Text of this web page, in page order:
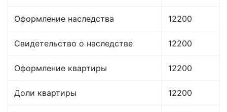
Оформление наследства 12200
Свидетельство о наследстве 12200
Оформление квартиры 12200
Доли квартиры 12200